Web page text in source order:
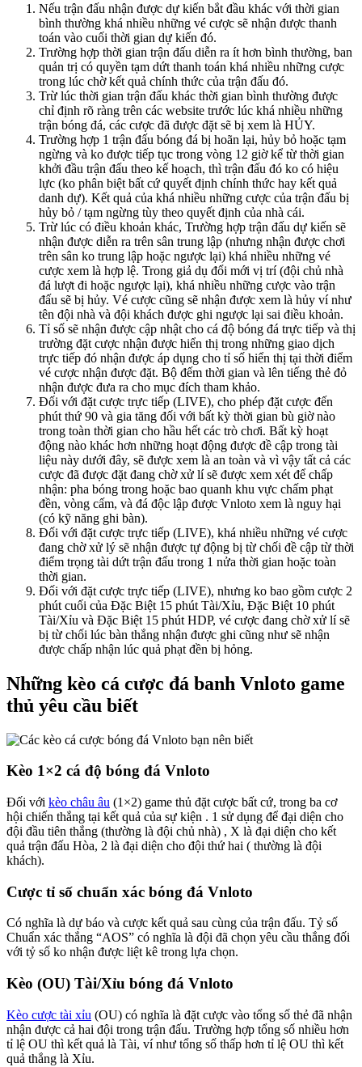
Nếu trận đấu nhận được dự kiến bắt đầu khác với thời gian
bình thường khá nhiều những vé cược sẽ nhận được thanh
toán vào cuối thời gian dự kiến đó.
Trường hợp thời gian trận đấu diễn ra ít hơn bình thường, ban
quản trị có quyền tạm dứt thanh toán khá nhiều những cược
trong lúc chờ kết quả chính thức của trận đấu đó.
Trừ lúc thời gian trận đấu khác thời gian bình thường được
chỉ định rõ ràng trên các website trước lúc khá nhiều những
trận bóng đá, các cược đã được đặt sẽ bị xem là HỦY.
Trường hợp 1 trận đấu bóng đá bị hoãn lại, hủy bỏ hoặc tạm
ngừng và ko được tiếp tục trong vòng 12 giờ kể từ thời gian
khởi đầu trận đấu theo kế hoạch, thì trận đấu đó ko có hiệu
lực (ko phân biệt bất cứ quyết định chính thức hay kết quả
danh dự). Kết quả của khá nhiều những cược của trận đấu bị
hủy bỏ / tạm ngừng tùy theo quyết định của nhà cái.
Trừ lúc có điều khoản khác, Trường hợp trận đấu dự kiến sẽ
nhận được diễn ra trên sân trung lập (nhưng nhận được chơi
trên sân ko trung lập hoặc ngược lại) khá nhiều những vé
cược xem là hợp lệ. Trong giả dụ đổi mới vị trí (đội chủ nhà
đá lượt đi hoặc ngược lại), khá nhiều những cược vào trận
đấu sẽ bị hủy. Vé cược cũng sẽ nhận được xem là hủy ví như
tên đội nhà và đội khách được ghi ngược lại sai điều khoản.
Tỉ số sẽ nhận được cập nhật cho cá độ bóng đá trực tiếp và thị
trường đặt cược nhận được hiển thị trong những giao dịch
trực tiếp đó nhận được áp dụng cho tỉ số hiển thị tại thời điểm
vé cược nhận được đặt. Bộ đếm thời gian và lên tiếng thẻ đỏ
nhận được đưa ra cho mục đích tham khảo.
Đối với đặt cược trực tiếp (LIVE), cho phép đặt cược đến
phút thứ 90 và gia tăng đối với bất kỳ thời gian bù giờ nào
trong toàn thời gian cho hầu hết các trò chơi. Bất kỳ hoạt
động nào khác hơn những hoạt động được đề cập trong tài
liệu này dưới đây, sẽ được xem là an toàn và vì vậy tất cả các
cược đã được đặt đang chờ xử lí sẽ được xem xét để chấp
nhận: pha bóng trong hoặc bao quanh khu vực chấm phạt
đền, vòng cấm, và đá độc lập được Vnloto xem là nguy hại
(có kỹ năng ghi bàn).
Đối với đặt cược trực tiếp (LIVE), khá nhiều những vé cược
đang chờ xử lý sẽ nhận được tự động bị từ chối đề cập từ thời
điểm trọng tài dứt trận đấu trong 1 nửa thời gian hoặc toàn
thời gian.
Đối với đặt cược trực tiếp (LIVE), nhưng ko bao gồm cược 2
phút cuối của Đặc Biệt 15 phút Tài/Xỉu, Đặc Biệt 10 phút
Tài/Xỉu và Đặc Biệt 15 phút HDP, vé cược đang chờ xử lí sẽ
bị từ chối lúc bàn thắng nhận được ghi cũng như sẽ nhận
được chấp nhận lúc quả phạt đền bị hỏng.
Những kèo cá cược đá banh Vnloto game
thủ yêu cầu biết
Kèo 1×2 cá độ bóng đá Vnloto
Đối với kèo châu âu (1×2) game thủ đặt cược bất cứ, trong ba cơ
hội chiến thắng tại kết quả của sự kiện . 1 sử dụng để đại diện cho
đội đầu tiên thắng (thường là đội chủ nhà) , X là đại diện cho kết
quả trận đấu Hòa, 2 là đại diện cho đội thứ hai ( thường là đội
khách).
Cược tỉ số chuẩn xác bóng đá Vnloto
Có nghĩa là dự báo và cược kết quả sau cùng của trận đấu. Tỷ số
Chuẩn xác thắng “AOS” có nghĩa là đội đã chọn yêu cầu thắng đối
với tỷ số ko nhận được liệt kê trong lựa chọn.
Kèo (OU) Tài/Xỉu bóng đá Vnloto
Kèo cược tài xỉu (OU) có nghĩa là đặt cược vào tổng số thẻ đã nhận
nhận được cả hai đội trong trận đấu. Trường hợp tổng số nhiều hơn
tỉ lệ OU thì kết quả là Tài, ví như tổng số thấp hơn tỉ lệ OU thì kết
quả thắng là Xỉu.